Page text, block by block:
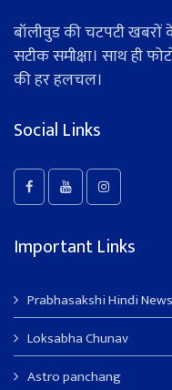
बॉलीवुड की चटपटी खबरों
सटीक समीक्षा। साथ ही
की हर हलचल।
Social Links
Important Links
Prabhasakshi Hindi News
Loksabha Chunav
Astro panchang